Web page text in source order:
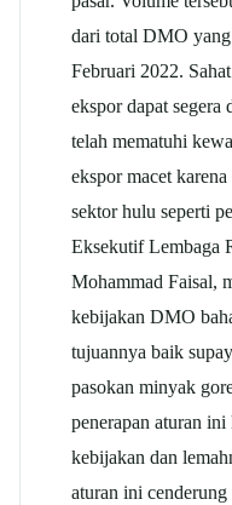
dari total DMO
Februari 2022.
ekspor dapat
telah mematuhi
ekspor macet
sektor hulu seperti
Eksekutif Lembaga
Mohammad Faisal,
kebijakan DMO
tujuannya baik
pasokan minyak
penerapan aturan
kebijakan dan
aturan ini